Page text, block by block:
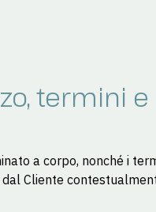
a corpo, nonché i
Cliente